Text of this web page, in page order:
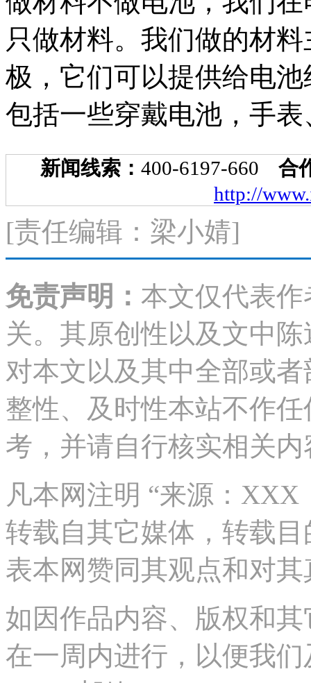
对于企业的规划胡启
做材料不做电池，我们
只做材料。我们做的材
极，它们可以提供给电
包括一些穿戴电池，手
新闻线索： 400-6197-660
http://
[责任编辑：梁小婧]
免责声明： 本文仅代表
关。其原创性以及文中
对本文以及其中全部或
整性、及时性本站不作
考，并请自行核实相关内
凡本网注明 “来源：
转载自其它媒体，转载
表本网赞同其观点和对
如因作品内容、版权和